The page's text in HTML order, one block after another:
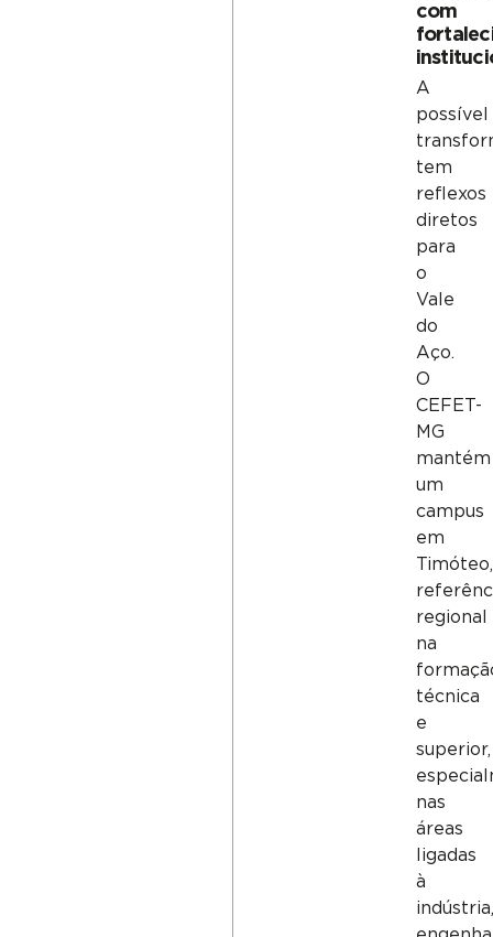
com
A
possível
tem
reflexos
diretos
para
o
Vale
do
Aço.
O
CEFET-
MG
mantém
um
campus
em
Timóteo,
regional
na
técnica
e
superior,
nas
áreas
ligadas
à
indústria,